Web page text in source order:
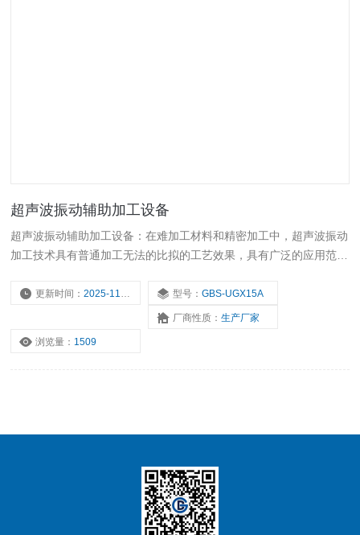
超声波振动辅助加工设备
超声波振动辅助加工设备：在难加工材料和精密加工中，超声波振动
加工技术具有普通加工无法的比拟的工艺效果，具有广泛的应用范
常常能大幅度提高加工速度、提高加工质量和完成一般加工方法难以
更新时间：2025-11-17 型号： GBS-UGX15A
厂商性质： 生产厂家
浏览量： 1509